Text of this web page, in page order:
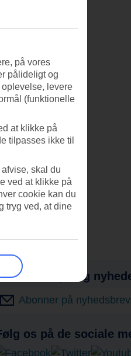
tilbud, tips og
Abonner på
os på de sociale
på vores
pålideligt og
levere
(funktionelle
at klikke på
tilpasses ikke til
skal du
ved at klikke på
cookie kan du
tryg ved, at dine